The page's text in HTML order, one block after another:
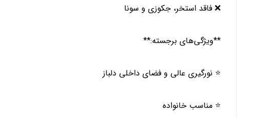
❌ فاقد استخر، جکوزی و سونا
**ویژگی‌های برجسته:**
⭐️ نورگیری عالی و فضای داخلی دلباز
⭐️ مناسب خانواده